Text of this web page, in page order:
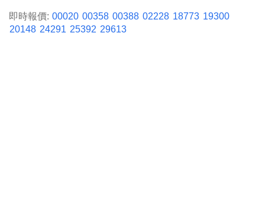
即時報價: 00020 00358 00388 02228 18773 19300
20148 24291 25392 29613